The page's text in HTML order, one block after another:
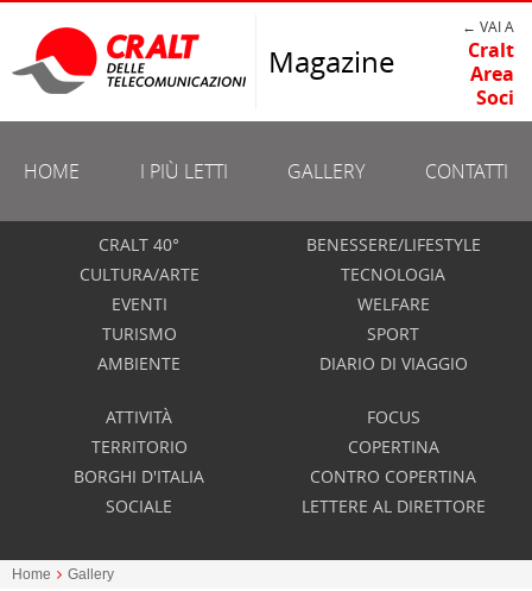
Magazine
← VAI A
Cralt
Area
Soci
HOME I PIÙ LETTI GALLERY CONTATTI
CRALT 40°
CULTURA/ARTE
EVENTI
TURISMO
AMBIENTE
BENESSERE/LIFESTYLE
TECNOLOGIA
WELFARE
SPORT
DIARIO DI VIAGGIO
ATTIVITÀ
TERRITORIO
BORGHI D'ITALIA
SOCIALE
FOCUS
COPERTINA
CONTRO COPERTINA
LETTERE AL DIRETTORE
Home Gallery